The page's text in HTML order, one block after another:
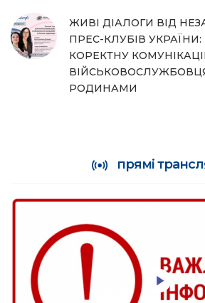
ЖИВІ ДІАЛОГИ ВІД
ПРЕС-КЛУБІВ
КОРЕКТНУ
РОДИНАМИ
прямі